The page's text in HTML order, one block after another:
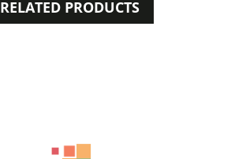
RELATED PRODUCTS